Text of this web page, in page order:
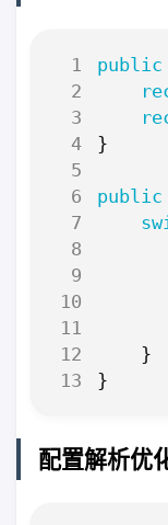
4
public
}
public
}
}
配置解析优